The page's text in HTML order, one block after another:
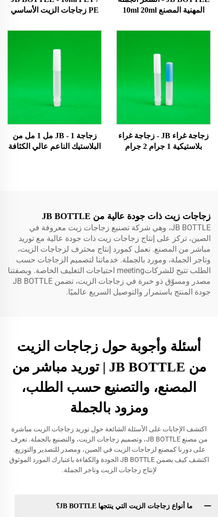
المهنية المصنع 10ml 20ml
بلاستيكي ضغط قنينة الزجاجة
السائل الالكتروني
PE زجاجات الزيت الأساسي
قطرة العين البيضاء مع غطاء
قطرة العين الملونة
زجاجة غراء JB - زجاجة غراء
بلاستيكية 1 جرام 2 جرام
زجاجة JB - 1 مل 1 مل من
البلاستيك الناعم عالي الكثافة
زجاجات زيت ذات جودة عالية من JB BOTTLE
JB BOTTLE، وهي شركة تصنيع زجاجات زيت معروفة في
الصين، تركز على إنتاج زجاجات زيت ذات جودة عالية مع توريد
مباشر من المصنع. نعمل كمورد إنتاج محترف لزجاجات الزيت،
وتاجر الجملة، ومورد بالجملة. خدماتنا لتصميم الزجاجات حسب
الطلب تتيح للشركاتmeeting احتياجات التغليف الخاصة. وبصفتنا
مصدر ومسوّق ذو خبرة في زجاجات الزيت، تضمن JB BOTTLE
جودة المنتج باستمرار والتوصيل السريع عالميًا.
أسئلة وأجوبة حول زجاجات الزيت
من JB BOTTLE | توريد مباشر من
المصنع، والتصنيع حسب الطلب،
ومزود بالجملة
اكتشف الإجابات على الأسئلة الشائعة حول توريد زجاجات الزيت مباشرة
من مصنع JB BOTTLE، وتصميم زجاجات الزيت، والتصنيع بالجملة. تعرف
على دورنا كمصنع لزجاجات الزيت في الصين، ومصدر للتصدير والتوزيع.
اكتشف كيف يضمن JB BOTTLE الجودة والكفاءة باعتبارك المورد الموثوق
لإنتاج زجاجات الزيت وتاجر الجملة.
ما أنواع زجاجات الزيت التي ينتجها JB BOTTLE؟